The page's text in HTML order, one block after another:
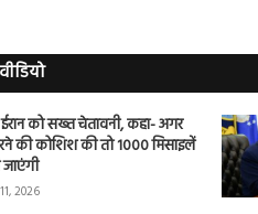
वीडियो
ईरान को सख्त चेतावनी, कहा- अगर
की कोशिश की तो 1000 मिसाइलें
2026